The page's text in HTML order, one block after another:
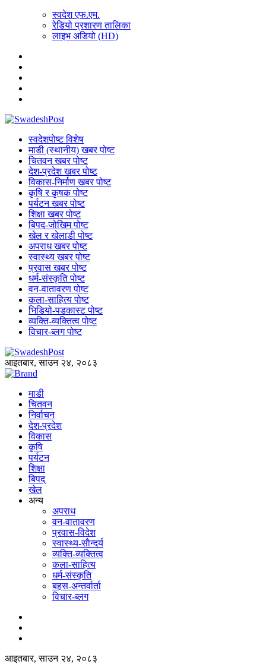
स्वदेश एफ.एम.
रेडियो प्रशारण तालिका
लाइभ अडियो (HD)
स्वदेशपोष्ट विशेष
माडी (स्थानीय) खबर पोष्ट
चितवन खबर पोष्ट
देश-प्रदेश खबर पोष्ट
विकास-निर्माण खबर पोष्ट
कृषि र कृषक पोष्ट
पर्यटन खबर पोष्ट
शिक्षा खबर पोष्ट
बिपद-जोखिम पोष्ट
खेल र खेलाडी पोष्ट
अपराध खबर पोष्ट
स्वास्थ्य खबर पोष्ट
प्रवास खबर पोष्ट
धर्म-संस्कृति पोष्ट
वन-वातावरण पोष्ट
कला-साहित्य पोष्ट
भिडियो-पडकास्ट पोष्ट
व्यक्ति-व्यक्तित्व पोष्ट
विचार-ब्लग पोष्ट
आइतबार, साउन २४, २०८३
माडी
चितवन
निर्वाचन
देश-प्रदेश
विकास
कृषि
पर्यटन
शिक्षा
बिपद्
खेल
अन्य
अपराध
वन-वातावरण
प्रवास-विदेश
स्वास्थ्य-साैन्दर्य
व्यक्ति-व्यक्तित्व
कला-साहित्य
धर्म-संस्कृति
बहस-अन्तर्वार्ता
विचार-ब्लग
आइतबार, साउन २४, २०८३